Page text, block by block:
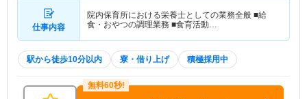
仕事内容
院内保育所における栄養士としての業務全般 ■給
食・おやつの調理業務 ■食育活動…
駅から徒歩10分以内 寮・借り上げ 積極採用中